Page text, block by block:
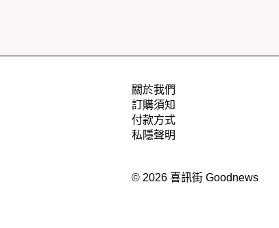
關於我們
訂購須知
付款方式
私隱聲明
© 2026 喜訊街 Goodnews